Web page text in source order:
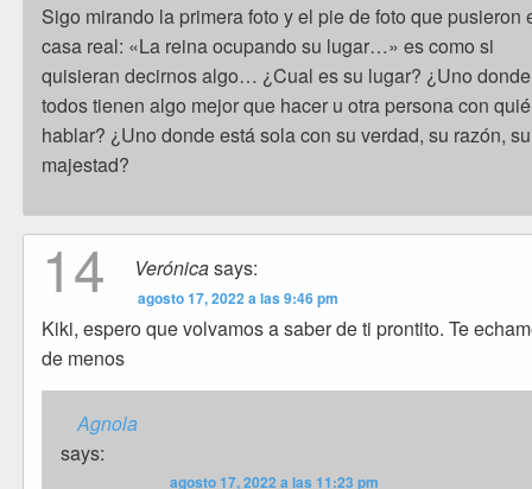
Sigo mirando la primera foto y el pie de foto que pusieron
casa real: «La reina ocupando su lugar…» es como si
quisieran decirnos algo… ¿Cual es su lugar? ¿Uno donde
todos tienen algo mejor que hacer u otra persona con
hablar? ¿Uno donde está sola con su verdad, su razón, su
majestad?
14 Verónicasays:
agosto 17, 2022 a las 9:46 pm
Kiki, espero que volvamos a saber de ti prontito. Te
de menos
Agnola
says:
agosto 17, 2022 a las 11:23 pm